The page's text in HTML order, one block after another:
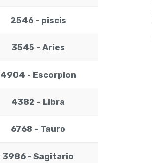
2546 - piscis
3545 - Aries
4904 - Escorpion
4382 - Libra
6768 - Tauro
3986 - Sagitario